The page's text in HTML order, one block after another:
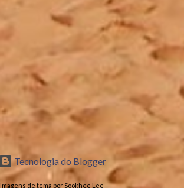
Tecnologia do Blogger
Imagens de tema por Sookhee Lee